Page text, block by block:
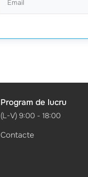
Program de lucru
(L-V) 9:00 - 18:00
Contacte